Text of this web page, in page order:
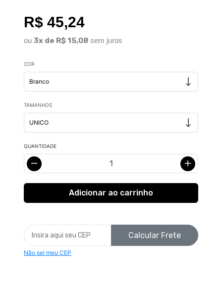
R$ 45,24
ou 3x de R$ 15,08 sem juros
COR
TAMANHOS
QUANTIDADE
Calcular Frete
Não sei meu CEP